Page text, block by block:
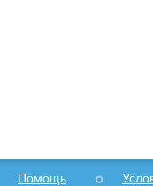
Помощь